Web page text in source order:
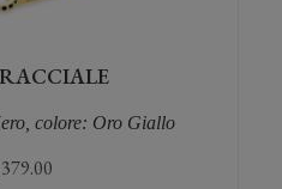
colore: Oro Giallo